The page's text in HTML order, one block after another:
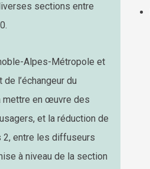
sections entre
Alpes-Métropole et
l’échangeur du
mettre en œuvre des
et la réduction de
2, entre les diffuseurs
à niveau de la section